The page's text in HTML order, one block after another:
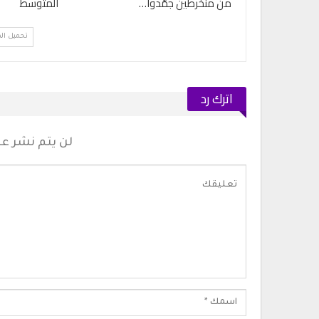
تحميل
اترك رد
لن يتم نشر